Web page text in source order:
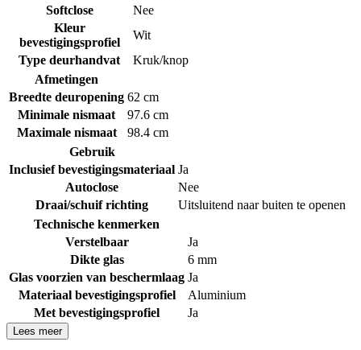
Softclose
Nee
Kleur
bevestigingsprofiel
Wit
Type deurhandvat
Kruk/knop
Afmetingen
Breedte deuropening 62 cm
Minimale nismaat
97.6 cm
Maximale nismaat
98.4 cm
Gebruik
Inclusief bevestigingsmateriaal Ja
Autoclose
Nee
Draai/schuif richting
Uitsluitend naar buiten te openen
Technische kenmerken
Verstelbaar
Ja
Dikte glas
6 mm
Glas voorzien van beschermlaag Ja
Materiaal bevestigingsprofiel
Aluminium
Met bevestigingsprofiel
Ja
Lees meer